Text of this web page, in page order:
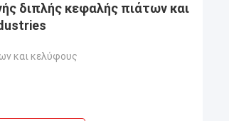
διπλής κεφαλής πιάτων και
και κελύφους